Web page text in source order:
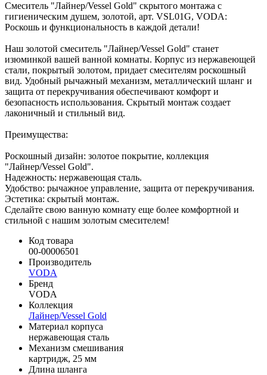
Смеситель "Лайнер/Vessel Gold" скрытого монтажа с
гигиеническим душем, золотой, арт. VSL01G, VODA:
Роскошь и функциональность в каждой детали!
Наш золотой смеситель "Лайнер/Vessel Gold" станет
изюминкой вашей ванной комнаты. Корпус из нержавеющей
стали, покрытый золотом, придает смесителям роскошный
вид. Удобный рычажный механизм, металлический шланг и
защита от перекручивания обеспечивают комфорт и
безопасность использования. Скрытый монтаж создает
лаконичный и стильный вид.
Преимущества:
Роскошный дизайн: золотое покрытие, коллекция
"Лайнер/Vessel Gold".
Надежность: нержавеющая сталь.
Удобство: рычажное управление, защита от перекручивания.
Эстетика: скрытый монтаж.
Сделайте свою ванную комнату еще более комфортной и
стильной с нашим золотым смесителем!
Код товара
00-00006501
Производитель
VODA
Бренд
VODA
Коллекция
Лайнер/Vessel Gold
Материал корпуса
нержавеющая сталь
Механизм смешивания
картридж, 25 мм
Длина шланга